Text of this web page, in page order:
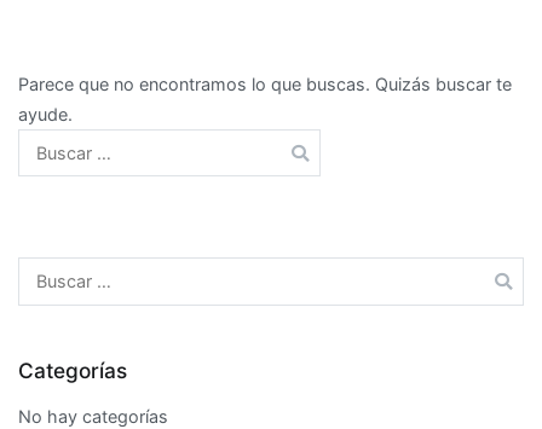
Parece que no encontramos lo que buscas. Quizás buscar te
ayude.
Buscar:
Buscar:
Categorías
No hay categorías